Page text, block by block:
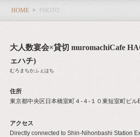
HOME PHOTO
大人数宴会×貸切 muromachiCafe
ェハチ)
むろまちかふぇはち
住所
東京都中央区日本橋室町４-４-１０東短室町ビル
アクセス
Directly connected to Shin-Nihonbashi Station